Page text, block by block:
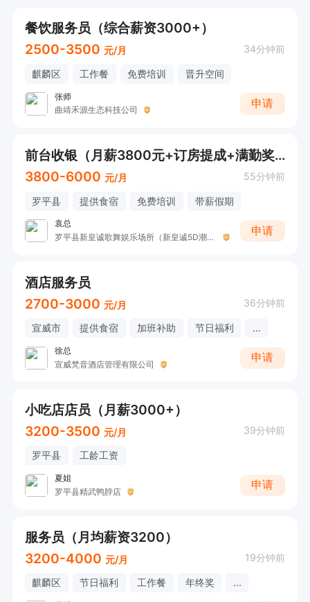
餐饮服务员（综合薪资3000+）
2500-3500 元/月 34分钟前
麒麟区 工作餐 免费培训 晋升空间
张师
曲靖禾源生态科技公司
申请
前台收银（月薪3800元+订房提成+满勤奖300元）
3800-6000 元/月 55分钟前
罗平县 提供食宿 免费培训 带薪假期
袁总
罗平县新皇诚歌舞娱乐场所（新皇诚5D潮K）
申请
酒店服务员
2700-3000 元/月 36分钟前
宣威市 提供食宿 加班补助 节日福利 ...
徐总
宣威梵音酒店管理有限公司
申请
小吃店店员（月薪3000+）
3200-3500 元/月 39分钟前
罗平县 工龄工资
夏姐
罗平县精武鸭脖店
申请
服务员（月均薪资3200）
3200-4000 元/月 19分钟前
麒麟区 节日福利 工作餐 年终奖 ...